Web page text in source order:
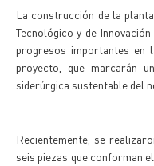
La construcción de la
Tecnológico y de
progresos importantes en
proyecto, que marcarán
siderúrgica sustentable del
Recientemente, se
seis piezas que conforman